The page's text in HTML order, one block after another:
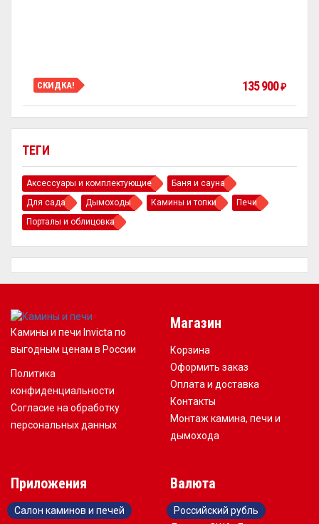
ТЕГИ
Аксессуары и комплектующие
Баня и сауна
Для сада
Дымоходы Камины и топки
Печи
Порталы и облицовка
СКИДКА! 135 900₽
Камины и печи Invicta по
выгодным ценам в России
Политика
конфиденциальности
Согласие на обработку
персональных данных
Магазин
Корзина
Оформить заказ
Оплата и доставка
Контакты
Монтаж камина, печи и
дымохода
Приложения
Салон каминов и печей
Валюта
Российский рубль